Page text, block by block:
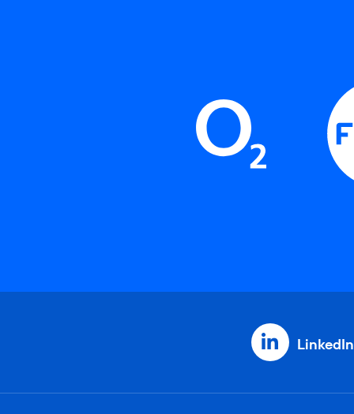
LinkedIn